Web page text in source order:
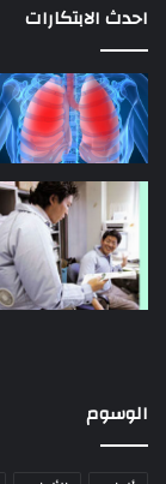
احدث الابتكارات
الوسوم